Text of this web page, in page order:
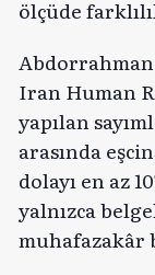
ölçüde
Abdorrahman
Iran Human
yapılan
arasında
dolayı en az
yalnızca